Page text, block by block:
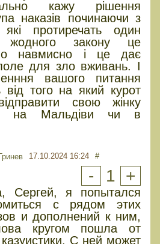
кажу рішення
наказів починаючи з
протиречать один
жодного закону це
навмисно і це дає
для зло вживань. І
вашого питання
від того на який курот
свою жінку
на Мальдіви чи в
17.10.2024 16:24 #
- 1 +
Сергей, я попытался
с рядом этих
и дополнений к ним,
кругом пошла от
С ней может